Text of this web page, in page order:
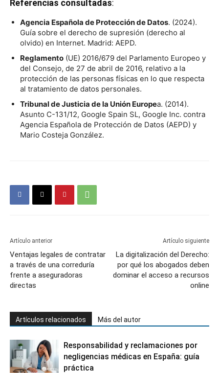
Referencias consultadas:
Agencia Española de Protección de Datos. (2024).
Guía sobre el derecho de supresión (derecho al
olvido) en Internet. Madrid: AEPD.
Reglamento (UE) 2016/679 del Parlamento Europeo y
del Consejo, de 27 de abril de 2016, relativo a la
protección de las personas físicas en lo que respecta
al tratamiento de datos personales.
Tribunal de Justicia de la Unión Europea. (2014).
Asunto C-131/12, Google Spain SL, Google Inc. contra
Agencia Española de Protección de Datos (AEPD) y
Mario Costeja González.
Artículo anterior
Ventajas legales de contratar
a través de una correduría
frente a aseguradoras
directas
Artículo siguiente
La digitalización del Derecho:
por qué los abogados deben
dominar el acceso a recursos
online
Artículos relacionados Más del autor
Responsabilidad y reclamaciones por
negligencias médicas en España: guía
práctica